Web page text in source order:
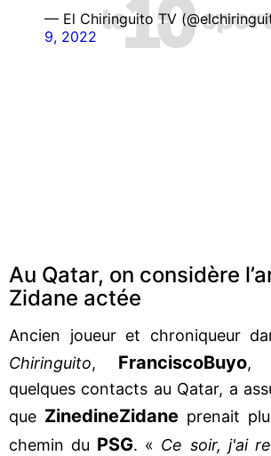
— El Chiringuito TV
9, 2022
Au Qatar, on considère
Zidane actée
Ancien joueur et chroniqueur
Chiringuito, FranciscoBuyo,
quelques contacts au Qatar, a
que ZinedineZidane prenait
chemin du PSG. « Ce soir, j'ai